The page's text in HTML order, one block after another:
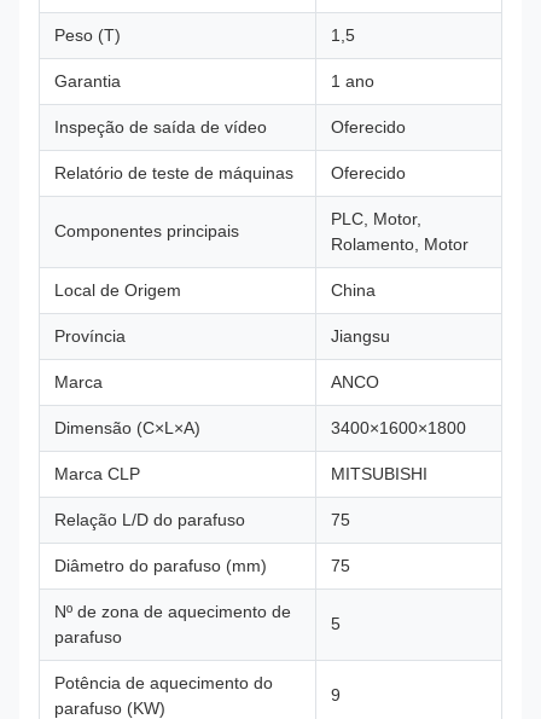
Peso (T) 1,5
Garantia 1 ano
Inspeção de saída de vídeo Oferecido
Relatório de teste de máquinas Oferecido
Componentes principais
PLC, Motor,
Rolamento, Motor
Local de Origem China
Província Jiangsu
Marca ANCO
Dimensão (C×L×A) 3400×1600×1800
Marca CLP MITSUBISHI
Relação L/D do parafuso 75
Diâmetro do parafuso (mm) 75
Nº de zona de aquecimento de
parafuso
5
Potência de aquecimento do
parafuso (KW)
9